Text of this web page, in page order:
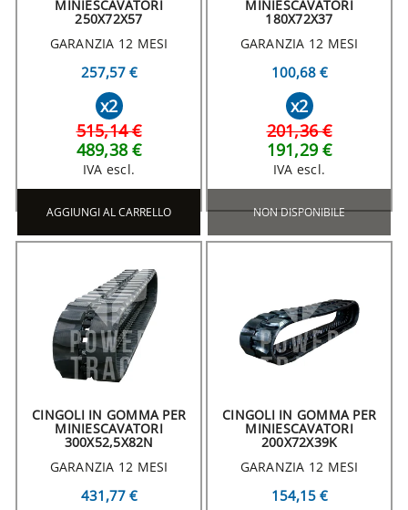
MINIESCAVATORI
250X72X57
GARANZIA 12 MESI
257,57 €
x2
515,14 €
489,38 €
IVA escl.
AGGIUNGI AL CARRELLO
MINIESCAVATORI
180X72X37
GARANZIA 12 MESI
100,68 €
x2
201,36 €
191,29 €
IVA escl.
NON DISPONIBILE
CINGOLI IN GOMMA PER
MINIESCAVATORI
300X52,5X82N
GARANZIA 12 MESI
431,77 €
CINGOLI IN GOMMA PER
MINIESCAVATORI
200X72X39K
GARANZIA 12 MESI
154,15 €